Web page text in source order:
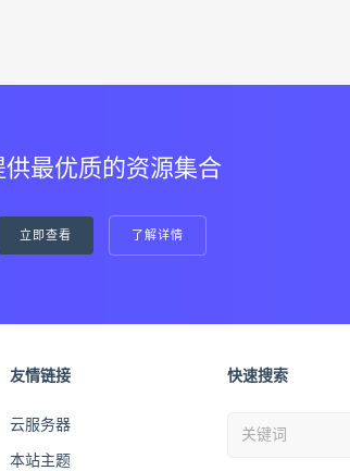
供最优质的资源集合
立即查看 了解详情
友情链接
云服务器
本站主题
快速搜索